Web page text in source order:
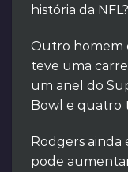
história da
Outro homem
teve uma
um anel do
Bowl e quatro
Rodgers ainda
pode